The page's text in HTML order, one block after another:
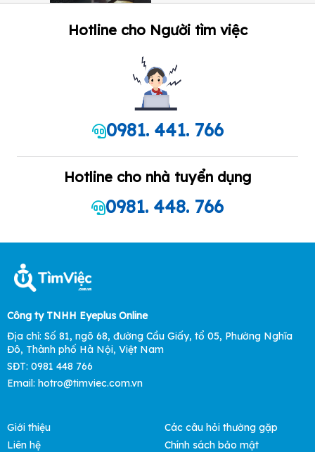
Hotline cho Người tìm việc
0981. 441. 766
Hotline cho nhà tuyển dụng
0981. 448. 766
Công ty TNHH Eyeplus Online
Địa chỉ: Số 81, ngõ 68, đường Cầu Giấy, tổ 05, Phường Nghĩa
Đô, Thành phố Hà Nội, Việt Nam
SĐT: 0981 448 766
Email: hotro@timviec.com.vn
Giới thiệu
Liên hệ
Các câu hỏi thường gặp
Chính sách bảo mật